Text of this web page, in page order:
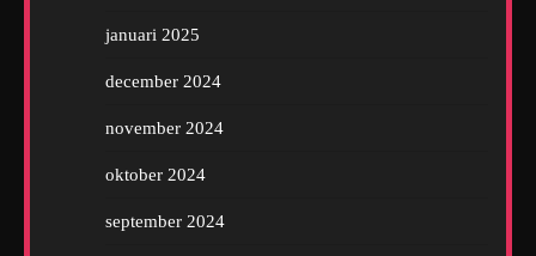
januari 2025
december 2024
november 2024
oktober 2024
september 2024